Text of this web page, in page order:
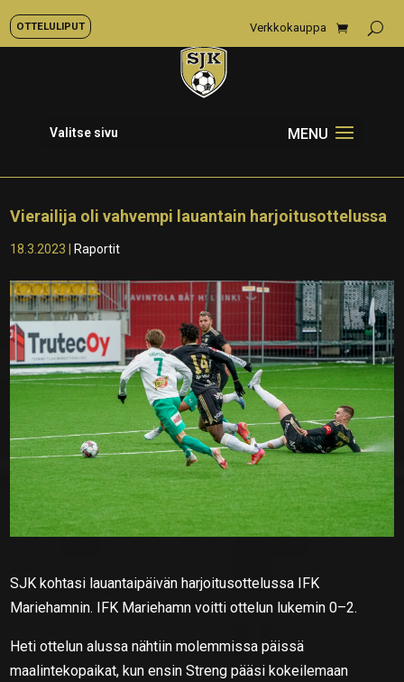
OTTELULIPUT Verkkokauppa
Valitse sivu
Vierailija oli vahvempi lauantain harjoitusottelussa
18.3.2023 Raportit
SJK kohtasi lauantaipäivän harjoitusottelussa IFK
Mariehamnin. IFK Mariehamn voitti ottelun lukemin 0–2.
Heti ottelun alussa nähtiin molemmissa päissä
maalintekopaikat, kun ensin Streng pääsi kokeilemaan